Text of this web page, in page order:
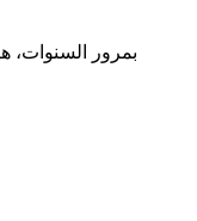
بمرور السنوات،